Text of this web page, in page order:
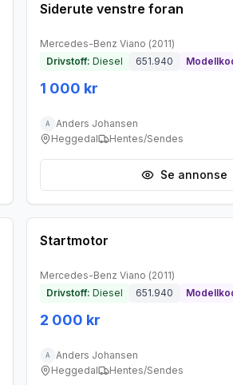
Siderute venstre foran
Mercedes-Benz Viano (2011)
Drivstoff: Diesel 651.940
1 000 kr
A
Anders Johansen
Heggedal
Hentes/Sendes
Se annonse
Startmotor
Mercedes-Benz Viano (2011)
Drivstoff: Diesel 651.940
2 000 kr
A
Anders Johansen
Heggedal
Hentes/Sendes